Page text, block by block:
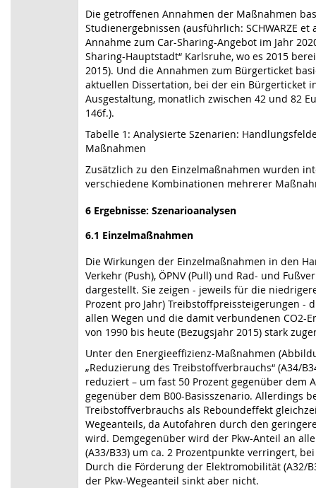
Die getroffenen Annahmen der Maßnahmen
Studienergebnissen (ausführlich: SCHWARZE
Annahme zum Car-Sharing-Angebot im Jahr
Sharing-Hauptstadt“ Karlsruhe, wo es 2015
2015). Und die Annahmen zum Bürgerticket
aktuellen Dissertation, bei der ein Bürgerticket
Ausgestaltung, monatlich zwischen 42 und 82
146f.).
Tabelle 1: Analysierte Szenarien:
Maßnahmen
Zusätzlich zu den Einzelmaßnahmen wurden
verschiedene Kombinationen mehrerer
6 Ergebnisse: Szenarioanalysen
6.1 Einzelmaßnahmen
Die Wirkungen der Einzelmaßnahmen in den
Verkehr (Push), ÖPNV (Pull) und Rad- und
dargestellt. Sie zeigen - jeweils für die
Prozent pro Jahr) Treibstoffpreissteigerungen -
allen Wegen und die damit verbundenen CO2-
von 1990 bis heute (Bezugsjahr 2015) stark
Unter den Energieeffizienz-Maßnahmen
„Reduzierung des Treibstoffverbrauchs“ (A34/
reduziert – um fast 50 Prozent gegenüber dem
gegenüber dem B00-Basisszenario. Allerdings
Treibstoffverbrauchs als Reboundeffekt
Wegeanteils, da Autofahren durch den
wird. Demgegenüber wird der Pkw-Anteil an
(A33/B33) um ca. 2 Prozentpunkte verringert,
Durch die Förderung der Elektromobilität (A32/
der Pkw-Wegeanteil sinkt aber nicht.